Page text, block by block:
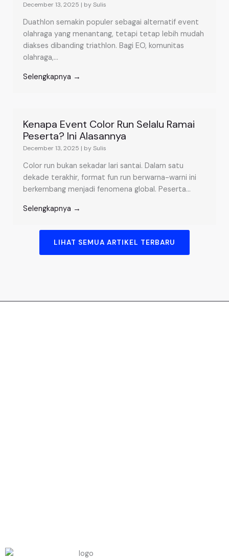
December 13, 2025 | by Sulis
Duathlon semakin populer sebagai alternatif event
olahraga yang menantang, tetapi tetap lebih mudah
diakses dibanding triathlon. Bagi EO, komunitas
olahraga,...
Selengkapnya →
Kenapa Event Color Run Selalu Ramai
Peserta? Ini Alasannya
December 13, 2025 | by Sulis
Color run bukan sekadar lari santai. Dalam satu
dekade terakhir, format fun run berwarna-warni ini
berkembang menjadi fenomena global. Peserta...
Selengkapnya →
LIHAT SEMUA ARTIKEL TERBARU